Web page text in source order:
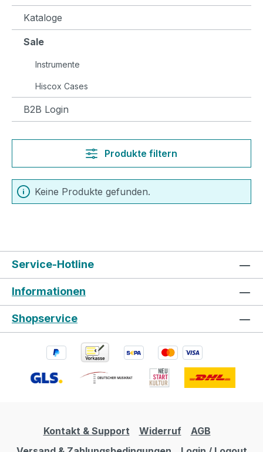
Kataloge
Sale
Instrumente
Hiscox Cases
B2B Login
Produkte filtern
Keine Produkte gefunden.
Service-Hotline
Informationen
Shopservice
Kontakt & Support Widerruf
AGB